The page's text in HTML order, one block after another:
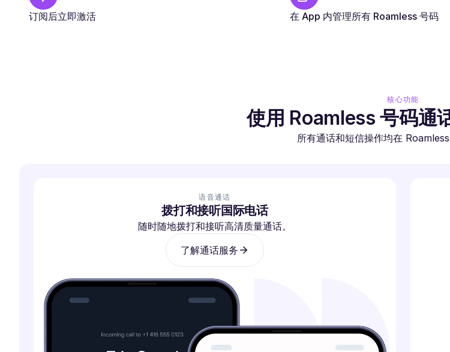
订阅后立即激活 在 App 内管理所有 Roamless 号码
核心功能
使用 Roamless 号码通
所有通话和短信操作均在 Roamless
语音通话
拨打和接听国际电话
随时随地拨打和接听高清质量通话。
了解通话服务